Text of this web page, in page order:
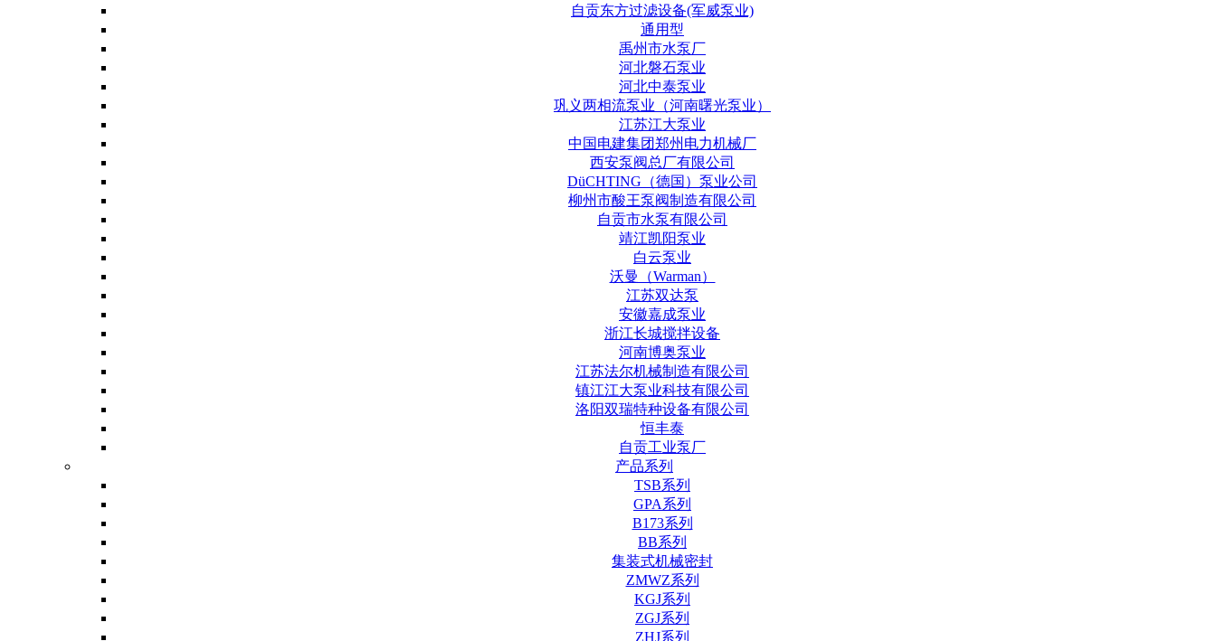
自贡东方过滤设备(军威泵业)
通用型
禹州市水泵厂
河北磐石泵业
河北中泰泵业
巩义两相流泵业（河南曙光泵业）
江苏江大泵业
中国电建集团郑州电力机械厂
西安泵阀总厂有限公司
DüCHTING（德国）泵业公司
柳州市酸王泵阀制造有限公司
自贡市水泵有限公司
靖江凯阳泵业
白云泵业
沃曼（Warman）
江苏双达泵
安徽嘉成泵业
浙江长城搅拌设备
河南博奥泵业
江苏法尔机械制造有限公司
镇江江大泵业科技有限公司
洛阳双瑞特种设备有限公司
恒丰泰
自贡工业泵厂
产品系列
TSB系列
GPA系列
B173系列
BB系列
集装式机械密封
ZMWZ系列
KGJ系列
ZGJ系列
ZHJ系列